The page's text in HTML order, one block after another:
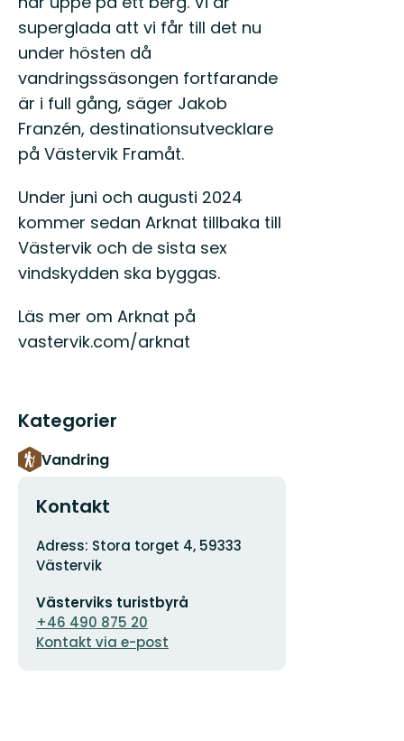
superglada att vi får till det nu
under hösten då
vandringssäsongen fortfarande
är i full gång, säger Jakob
Franzén, destinationsutvecklare
på Västervik Framåt.
Under juni och augusti 2024
kommer sedan Arknat tillbaka till
Västervik och de sista sex
vindskydden ska byggas.
Läs mer om Arknat på
vastervik.com/arknat
Kategorier
Vandring
Kontakt
Adress
Adress: Stora torget 4, 59333
Västervik
postadress
Västerviks turistbyrå
+46 490 875 20
Kontakt via e-post